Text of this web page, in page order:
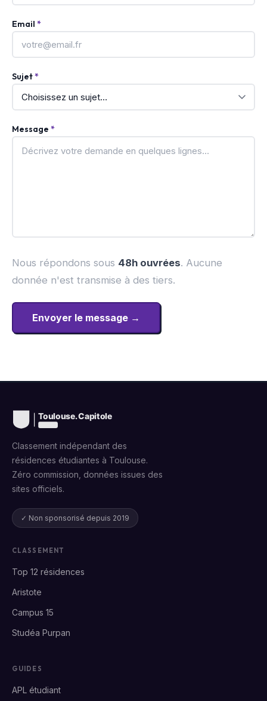
Email *
Sujet*
Message *
Nous répondons sous 48h ouvrées. Aucune
donnée n'est transmise à des tiers.
Envoyer le message →
Classement indépendant des
résidences étudiantes à Toulouse.
Zéro commission, données issues des
sites officiels.
✓ Non sponsorisé depuis 2019
CLASSEMENT
Top 12 résidences
Aristote
Campus 15
Studéa Purpan
GUIDES
APL étudiant